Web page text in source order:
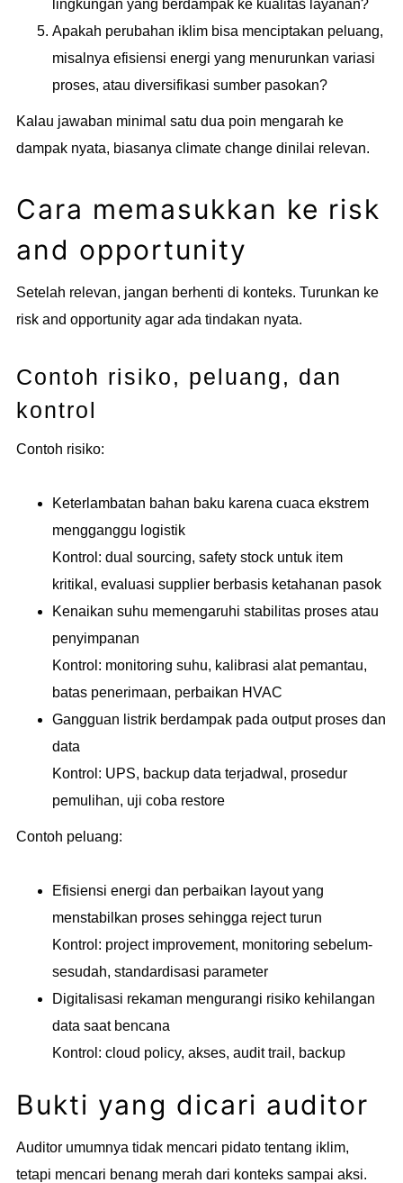
lingkungan yang berdampak ke kualitas layanan?
Apakah perubahan iklim bisa menciptakan peluang,
misalnya efisiensi energi yang menurunkan variasi
proses, atau diversifikasi sumber pasokan?
Kalau jawaban minimal satu dua poin mengarah ke
dampak nyata, biasanya climate change dinilai relevan.
Cara memasukkan ke risk
and opportunity
Setelah relevan, jangan berhenti di konteks. Turunkan ke
risk and opportunity agar ada tindakan nyata.
Contoh risiko, peluang, dan
kontrol
Contoh risiko:
Keterlambatan bahan baku karena cuaca ekstrem
mengganggu logistik
Kontrol: dual sourcing, safety stock untuk item
kritikal, evaluasi supplier berbasis ketahanan pasok
Kenaikan suhu memengaruhi stabilitas proses atau
penyimpanan
Kontrol: monitoring suhu, kalibrasi alat pemantau,
batas penerimaan, perbaikan HVAC
Gangguan listrik berdampak pada output proses dan
data
Kontrol: UPS, backup data terjadwal, prosedur
pemulihan, uji coba restore
Contoh peluang:
Efisiensi energi dan perbaikan layout yang
menstabilkan proses sehingga reject turun
Kontrol: project improvement, monitoring sebelum-
sesudah, standardisasi parameter
Digitalisasi rekaman mengurangi risiko kehilangan
data saat bencana
Kontrol: cloud policy, akses, audit trail, backup
Bukti yang dicari auditor
Auditor umumnya tidak mencari pidato tentang iklim,
tetapi mencari benang merah dari konteks sampai aksi.